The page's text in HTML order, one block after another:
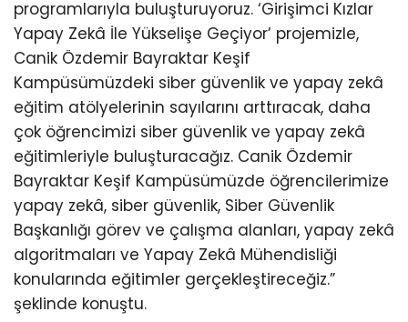
programlarıyla buluşturuyoruz. ‘Girişimci Kızlar
Yapay Zekâ İle Yükselişe Geçiyor’ projemizle,
Canik Özdemir Bayraktar Keşif
Kampüsümüzdeki siber güvenlik ve yapay zekâ
eğitim atölyelerinin sayılarını arttıracak, daha
çok öğrencimizi siber güvenlik ve yapay zekâ
eğitimleriyle buluşturacağız. Canik Özdemir
Bayraktar Keşif Kampüsümüzde öğrencilerimize
yapay zekâ, siber güvenlik, Siber Güvenlik
Başkanlığı görev ve çalışma alanları, yapay zekâ
algoritmaları ve Yapay Zekâ Mühendisliği
konularında eğitimler gerçekleştireceğiz.”
şeklinde konuştu.